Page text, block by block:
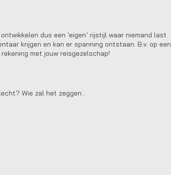
dus een ‘eigen’ rijstijl waar niemand last
krijgen en kan er spanning ontstaan. B.v. op een
met jouw reisgezelschap!
Wie zal het zeggen…